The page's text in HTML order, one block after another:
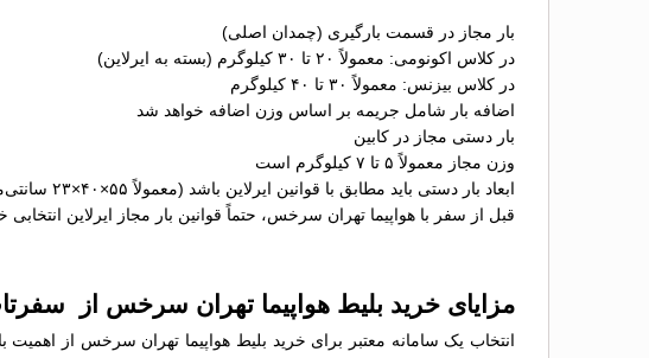
بار مجاز در قسمت بارگیری (چمدان اصلی)
در کلاس اکونومی: معمولاً ۲۰ تا ۳۰ کیلوگرم (بسته به ایرلاین)
در کلاس بیزنس: معمولاً ۳۰ تا ۴۰ کیلوگرم
اضافه بار شامل جریمه بر اساس وزن اضافه خواهد شد
بار دستی مجاز در کابین
وزن مجاز معمولاً ۵ تا ۷ کیلوگرم است
ابعاد بار دستی باید مطابق با قوانین ایرلاین باشد (معمولاً ۵۵×۴۰×۲۳ سانتی‌متر)
قبل از سفر با هواپیما تهران سرخس، حتماً قوانین بار مجاز ایرلاین انتخابی
مزایای خرید بلیط هواپیما تهران سرخس از
انتخاب یک سامانه معتبر برای خرید بلیط هواپیما تهران سرخس از